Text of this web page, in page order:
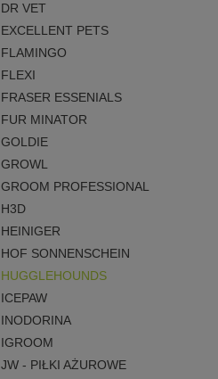
DR VET
EXCELLENT PETS
FLAMINGO
FLEXI
FRASER ESSENIALS
FUR MINATOR
GOLDIE
GROWL
GROOM PROFESSIONAL
H3D
HEINIGER
HOF SONNENSCHEIN
HUGGLEHOUNDS
ICEPAW
INODORINA
IGROOM
JW - PIŁKI AŻUROWE